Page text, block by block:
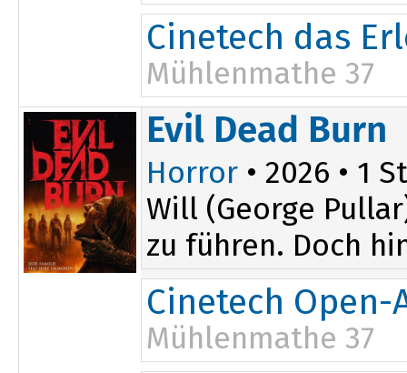
14:30
Cinetech das
Mühlenmathe 37
14:30
Evil Dead Burn
Horror • 2026 • 1
Will (George
zu führen. Doch
Cinetech Open-
Mühlenmathe 37